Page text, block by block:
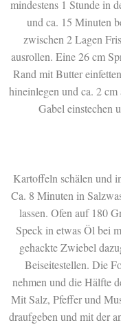
mindestens 1 Stunde in
und ca. 15 Minuten
zwischen 2 Lagen
ausrollen. Eine 26 cm
Rand mit Butter
hineinlegen und ca. 2
Gabel einstechen
Kartoffeln schälen und
Ca. 8 Minuten in
lassen. Ofen auf 180
Speck in etwas Öl bei
gehackte Zwiebel
Beiseitestellen. Die
nehmen und die Hälfte
Mit Salz, Pfeffer und
draufgeben und mit der